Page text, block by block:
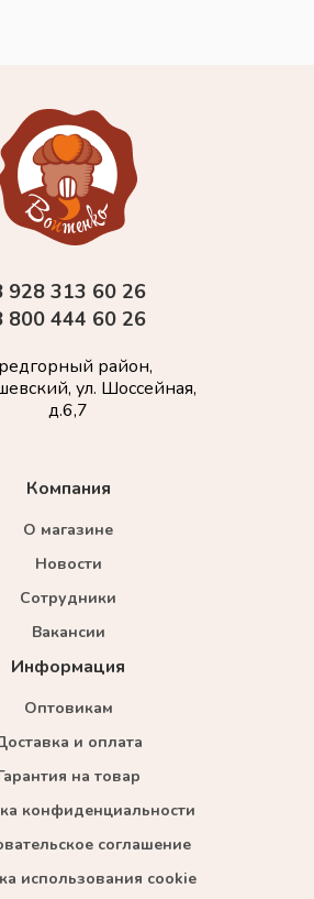
Компания
О магазине
Новости
Сотрудники
Вакансии
Информация
Оптовикам
и оплата
на товар
конфиденциальности
соглашение
использования cookie
928 313 60 26
800 444 60 26
район,
ул. Шоссейная,
д.6,7